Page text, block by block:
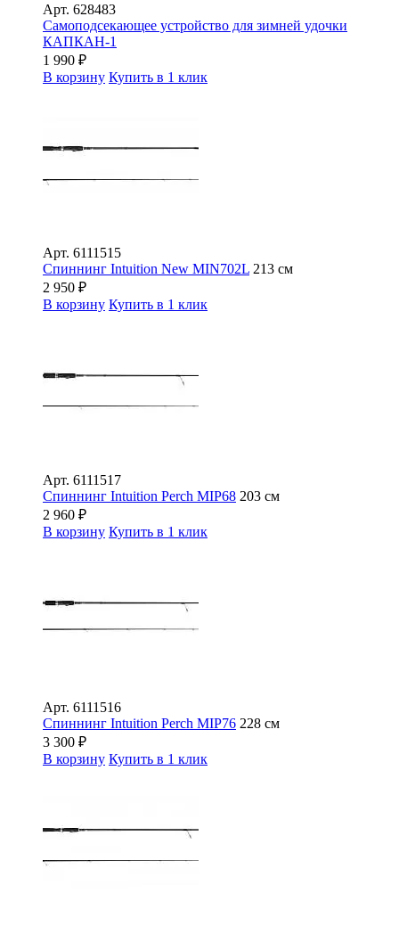
Арт. 628483
Самоподсекающее устройство для зимней удочки
КАПКАН-1
1 990 ₽
В корзину Купить в 1 клик
Арт. 6111515
Спиннинг Intuition New MIN702L 213 см
2 950 ₽
В корзину Купить в 1 клик
Арт. 6111517
Спиннинг Intuition Perch MIP68 203 см
2 960 ₽
В корзину Купить в 1 клик
Арт. 6111516
Спиннинг Intuition Perch MIP76 228 см
3 300 ₽
В корзину Купить в 1 клик